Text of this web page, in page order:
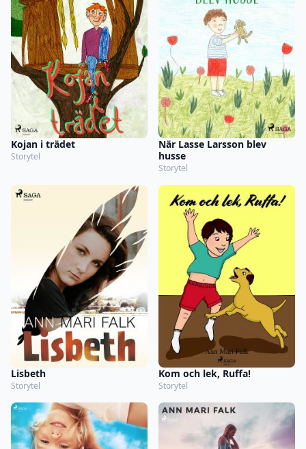
Kojan i trädet
Storytel
När Lasse Larsson blev
husse
Storytel
Lisbeth
Storytel
Kom och lek, Ruffa!
Storytel